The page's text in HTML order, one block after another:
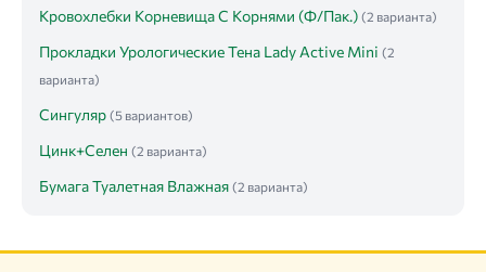
Кровохлебки Корневища С Корнями (Ф/Пак.) (2 варианта)
Прокладки Урологические Тена Lady Active Mini (2
варианта)
Сингуляр (5 вариантов)
Цинк+Селен (2 варианта)
Бумага Туалетная Влажная (2 варианта)